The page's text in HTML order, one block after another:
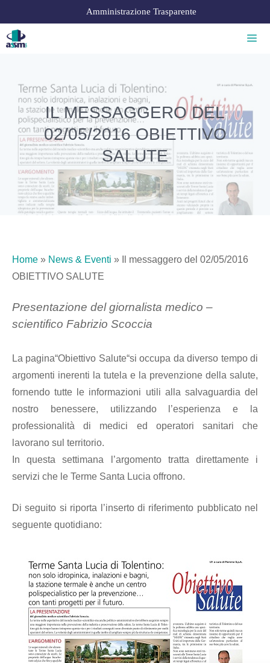
Amministrazione Trasparente
IL MESSAGGERO DEL
02/05/2016 OBIETTIVO
SALUTE
Home » News & Eventi »
Il messaggero del 02/05/2016
OBIETTIVO SALUTE
Presentazione del giornalista medico –
scientifico Fabrizio Scoccia
La pagina“Obiettivo Salute“si occupa da diverso tempo di
argomenti inerenti la tutela e la prevenzione della salute,
fornendo tutte le informazioni utili alla salvaguardia del
nostro benessere, utilizzando l’esperienza e la
professionalità di medici ed operatori sanitari che
lavorano sul territorio.
In questa settimana l’argomento tratta direttamente i
servizi che le Terme Santa Lucia offrono.
Di seguito si riporta l’inserto di riferimento pubblicato nel
seguente quotidiano: